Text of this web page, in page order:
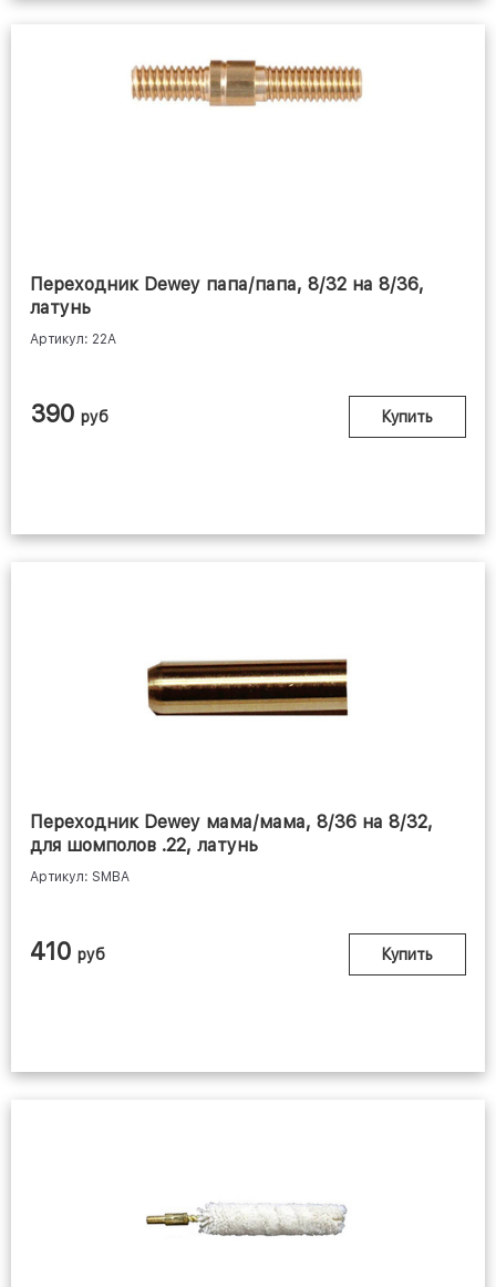
НАБОРЫ (США)
Переходник Dewey папа/папа, 8/32 на 8/36,
латунь
Артикул: 22A
390 руб Купить
Переходник Dewey мама/мама, 8/36 на 8/32,
для шомполов .22, латунь
Артикул: SMBA
410 руб Купить